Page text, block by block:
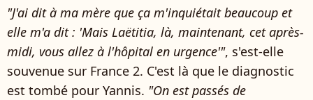
"J'ai dit à ma mère que ça m'inquiétait beaucoup et
elle m'a dit : 'Mais Laëtitia, là, maintenant, cet après-
midi, vous allez à l'hôpital en urgence'", s'est-elle
souvenue sur France 2. C'est là que le diagnostic
est tombé pour Yannis. "On est passés de